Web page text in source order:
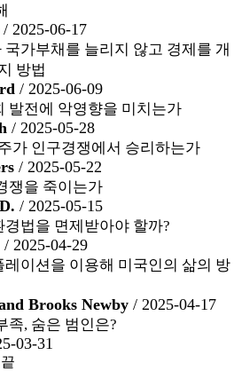
/ 2025-06-17
국가부채를 늘리지 않고 경제를 개
방법
/ 2025-06-09
발전에 악영향을 미치는가
/ 2025-05-28
가 인구경쟁에서 승리하는가
/ 2025-05-22
쟁을 죽이는가
/ 2025-05-15
법을 면제받아야 할까?
/ 2025-04-29
레이션을 이용해 미국인의 삶의 방
Brooks Newby / 2025-04-17
족, 숨은 범인은?
03-31
끝